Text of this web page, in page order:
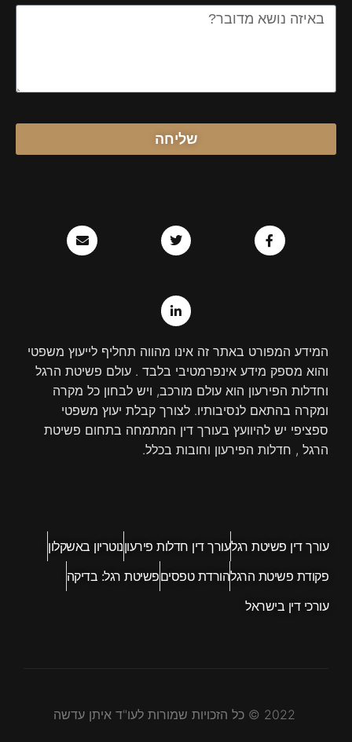
Message
שליחה
F
a
c
T
w
i
e
r
E
n
v
L
i
n
d
i
n
-
n
המידע המפורט באתר זה אינו מהווה תחליף לייעוץ משפטי
והוא מספק מידע אינפרמטיבי בלבד . עולם פשיטת הרגל
וחדלות הפירעון הוא עולם מורכב, ויש לבחון כל מקרה
ומקרה בהתאם לנסיבותיו. לצורך קבלת יעוץ משפטי
ספציפי יש להיוועץ בעורך דין המתמחה בתחום פשיטת
הרגל , חדלות הפירעון וחובות בכלל.
עורך דין פשיטת רגלעורך דין חדלות פירעוןנוטריון באשקלון
פקודת פשיטת הרגלהורדת טפסיםפשיטת רגל: בדיקה
עורכי דין בישראל